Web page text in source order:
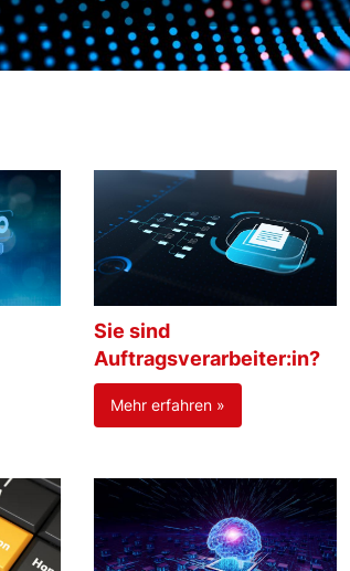
Sie sind
Auftragsverarbeiter:in?
Mehr erfahren »